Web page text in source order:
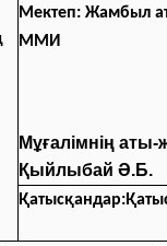
Мектеп: Жамбыл
ММИ
Мұғалімнің аты-
Қыйлыбай Ә.Б.
Қатысқандар: